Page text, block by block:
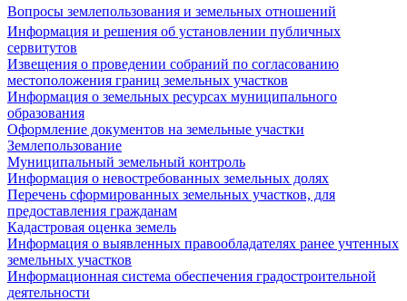
Вопросы землепользования и земельных отношений
Информация и решения об установлении публичных
сервитутов
Извещения о проведении собраний по согласованию
местоположения границ земельных участков
Информация о земельных ресурсах муниципального
образования
Оформление документов на земельные участки
Землепользование
Муниципальный земельный контроль
Информация о невостребованных земельных долях
Перечень сформированных земельных участков, для
предоставления гражданам
Кадастровая оценка земель
Информация о выявленных правообладателях ранее учтенных
земельных участков
Информационная система обеспечения градостроительной
деятельности